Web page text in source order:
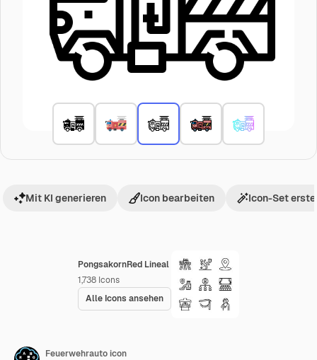
PongsakornRed Lineal
1,738 Icons
Alle Icons ansehen
Mit KI generieren Icon bearbeiten Icon-Set
Feuerwehrauto icon